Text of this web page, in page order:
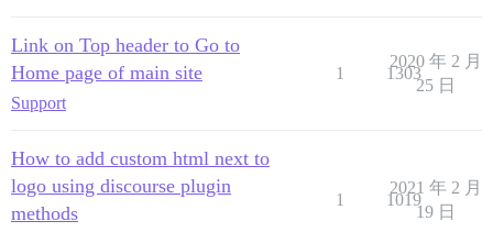
Link on Top header to Go to
Home page of main site
Support
1 1303
2020 年 2 月
25 日
How to add custom html next to
logo using discourse plugin
methods
1 1019
2021 年 2 月
19 日